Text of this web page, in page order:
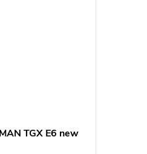
TGX E6 new